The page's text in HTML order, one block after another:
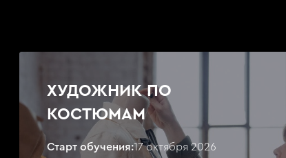
ХУДОЖНИК ПО
КОСТЮМАМ
Старт обучения:17 октября 2026